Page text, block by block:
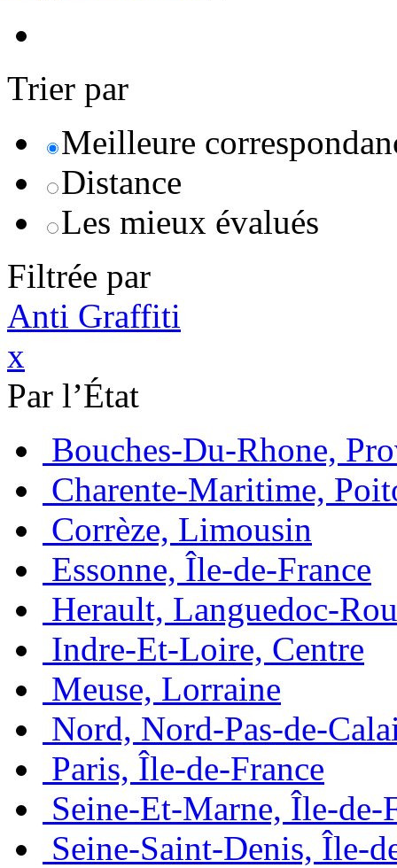
Trier par
Meilleure
Distance
Les mieux évalués
Filtrée par
Anti Graffiti
x
Par l’État
Bouches-Du-Rhone,
Charente-Maritime,
Corrèze, Limousin
Essonne, Île-de-France
Herault, Languedoc-
Indre-Et-Loire, Centre
Meuse, Lorraine
Nord, Nord-Pas-de-
Paris, Île-de-France
Seine-Et-Marne, Île-de-
Seine-Saint-Denis, Île-